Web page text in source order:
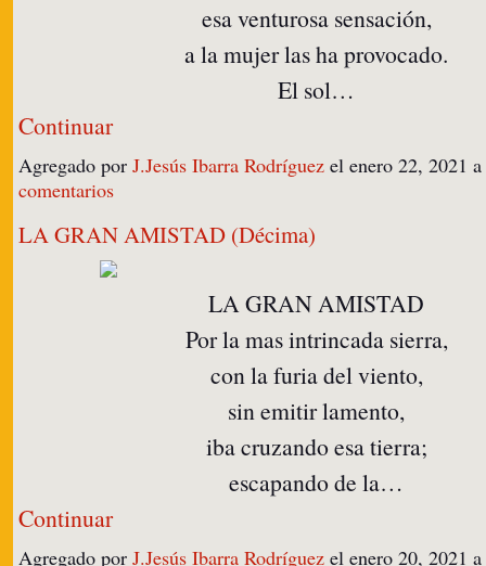
esa venturosa sensación,
a la mujer las ha provocado.
El sol…
Continuar
Agregado por J.Jesús Ibarra Rodríguez el enero 22, 2021
comentarios
LA GRAN AMISTAD (Décima)
LA GRAN AMISTAD
Por la mas intrincada sierra,
con la furia del viento,
sin emitir lamento,
iba cruzando esa tierra;
escapando de la…
Continuar
Agregado por J.Jesús Ibarra Rodríguez el enero 20, 2021